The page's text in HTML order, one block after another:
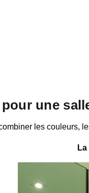
une
les couleurs,